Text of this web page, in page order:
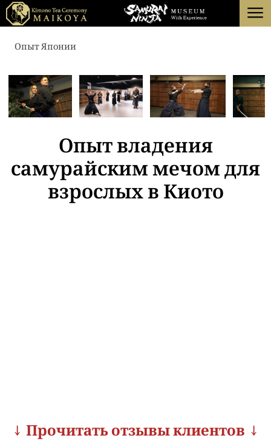
О
ОТМЕНА
menu
Опыт Японии
Опыт владения
самурайским мечом для
взрослых в Киото
↓ Прочитать отзывы клиентов ↓